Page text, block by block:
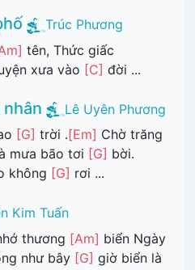
Trúc Phương
tên, Thức giấc
xưa vào [C] đời ...
Lê Uyên Phương
[G] trời .[Em] Chờ trăng
mưa bão tơi [G] bời.
không [G] rơi ...
Kim Tuấn
thương [Am] biển Ngày
như bây [G] giờ biển là